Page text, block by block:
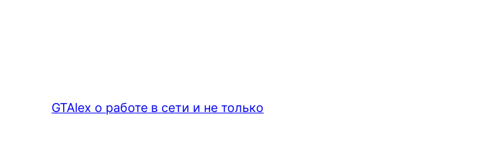
GTAlex о работе в сети и не только